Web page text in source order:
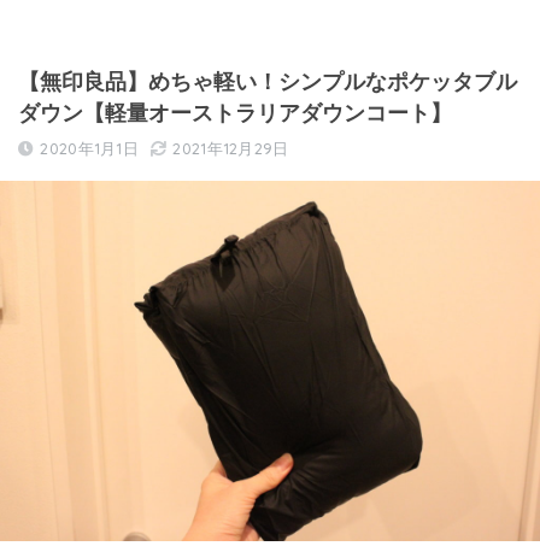
【無印良品】めちゃ軽い！シンプルなポケッタブル
ダウン【軽量オーストラリアダウンコート】
2020年1月1日 2021年12月29日